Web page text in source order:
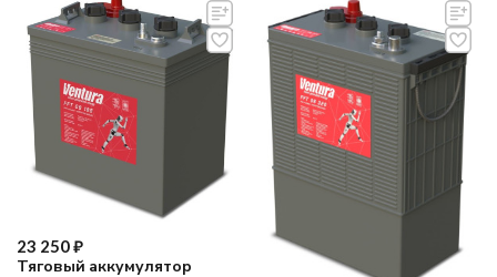
23 250₽
Тяговый аккумулятор